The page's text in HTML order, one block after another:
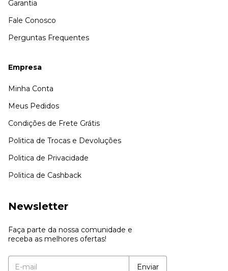
Garantia
Fale Conosco
Perguntas Frequentes
Empresa
Minha Conta
Meus Pedidos
Condições de Frete Grátis
Politica de Trocas e Devoluções
Politica de Privacidade
Politica de Cashback
Newsletter
Faça parte da nossa comunidade e
receba as melhores ofertas!